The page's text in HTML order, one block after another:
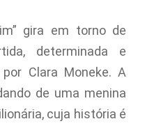
gira em torno de
determinada e
Clara Moneke. A
de uma menina
cuja história é